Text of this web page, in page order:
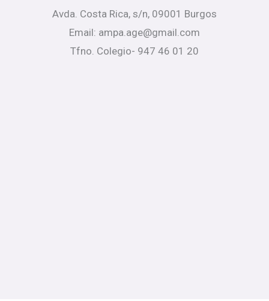
Avda. Costa Rica, s/n, 09001 Burgos
Email: ampa.age@gmail.com
Tfno. Colegio- 947 46 01 20